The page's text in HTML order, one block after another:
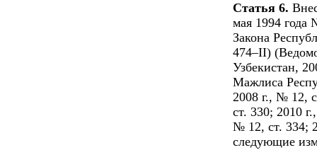
Статья 6.
мая 1994
Закона
474–II)
Узбекистан,
Мажлиса
2008 г., № 12,
ст. 330; 2010
№ 12, ст. 334;
следующие